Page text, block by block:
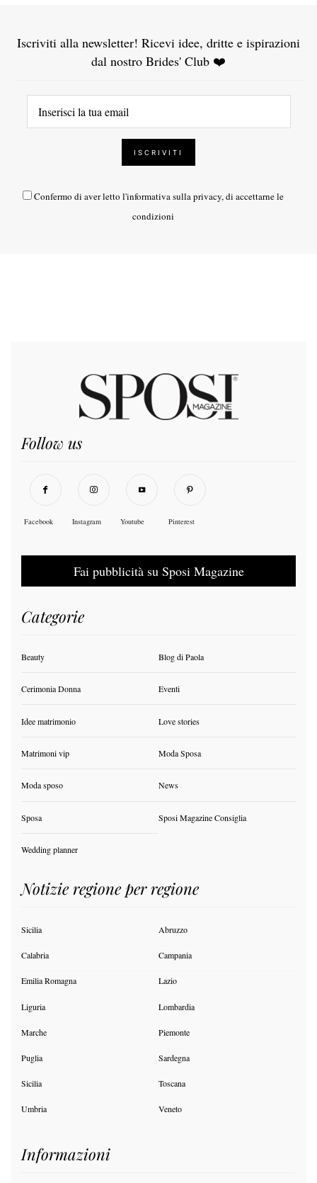
Iscriviti alla newsletter! Ricevi idee, dritte e ispirazioni
dal nostro Brides' Club ❤️
Confermo di aver letto l'informativa sulla privacy, di accettarne le
condizioni
Follow us
Facebook Instagram Youtube Pinterest
Fai pubblicità su Sposi Magazine
Categorie
Beauty Blog di Paola
Cerimonia Donna Eventi
Idee matrimonio Love stories
Matrimoni vip Moda Sposa
Moda sposo News
Sposa Sposi Magazine Consiglia
Wedding planner
Notizie regione per regione
Sicilia Abruzzo
Calabria Campania
Emilia Romagna Lazio
Liguria Lombardia
Marche Piemonte
Puglia Sardegna
Sicilia Toscana
Umbria Veneto
Informazioni